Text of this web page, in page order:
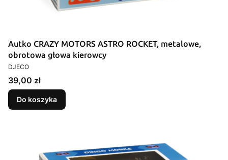
Autko CRAZY MOTORS ASTRO ROCKET, metalowe,
obrotowa głowa kierowcy
PRODUCENT
DJECO
Cena
39,00 zł
Do koszyka